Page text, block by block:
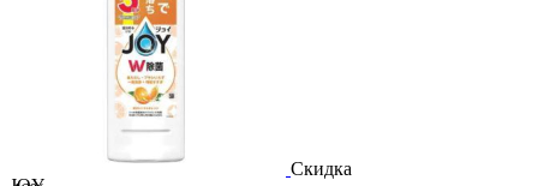
Скидка